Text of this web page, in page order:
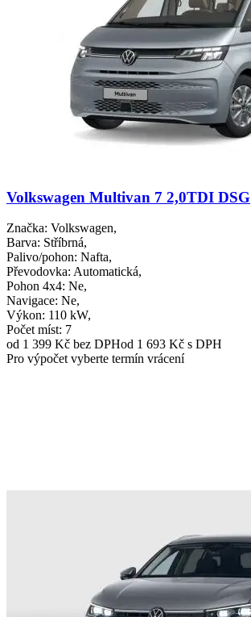
Volkswagen Multivan 7 2,0TDI DSG
Značka: Volkswagen,
Barva: Stříbrná,
Palivo/pohon: Nafta,
Převodovka: Automatická,
Pohon 4x4: Ne,
Navigace: Ne,
Výkon: 110 kW,
Počet míst: 7
od 1 399 Kč bez DPHod 1 693 Kč s DPH
Pro výpočet vyberte termín vrácení